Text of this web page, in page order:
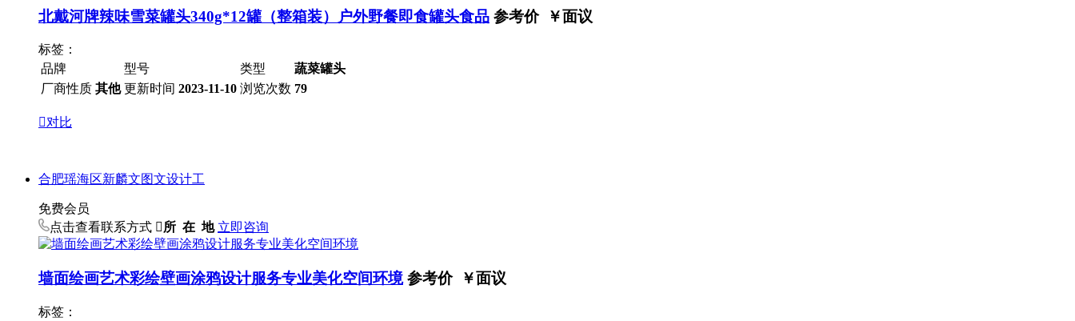
北戴河牌辣味雪菜罐头340g*12罐（整箱装）户外野餐即食罐头食品 参考价 ￥面议
标签：
品牌
型号 类型
蔬菜罐头
厂商性质 其他 更新时间 2023-11-10 浏览次数 79
对比
合肥瑶海区新麟文图文设计工
免费会员
点击查看联系方式 所 在 地 立即咨询
墙面绘画艺术彩绘壁画涂鸦设计服务专业美化空间环境 参考价 ￥面议
标签：